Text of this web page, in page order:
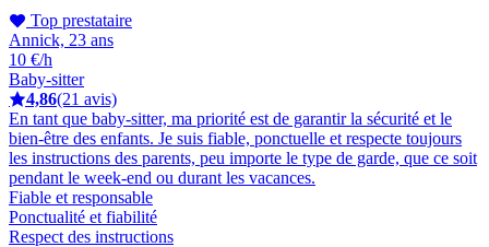
Top prestataire
Annick, 23 ans
10 €/h
Baby-sitter
4,86(21 avis)
En tant que baby-sitter, ma priorité est de garantir la sécurité et le
bien-être des enfants. Je suis fiable, ponctuelle et respecte toujours
les instructions des parents, peu importe le type de garde, que ce soit
pendant le week-end ou durant les vacances.
Fiable et responsable
Ponctualité et fiabilité
Respect des instructions